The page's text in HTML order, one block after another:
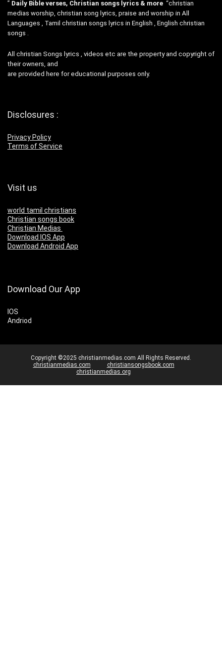
” Daily Bible verses, Christian songs lyrics & more “christian
medias worship, christian song lyrics, praise and worship in All
Languages , Tamil christian songs lyrics in English , English christian
songs .
All christian Songs lyrics , videos etc are the property and copyright of
their owners, and
are provided here for educational purposes only.
Disclosures :
Privacy Policy
Terms of Service
Visit us
world tamil christians
Christian songs book
Christian Medias
Download IOS App
Download Android App
Download Our App
IOS
Andriod
Copyright ©2025 christianmedias.com All Rights Reserved.
christianmedias.com
christiansongsbook.com
christianmedias.org